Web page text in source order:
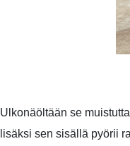
Ulkonäöltään se
lisäksi sen sisällä pyörii